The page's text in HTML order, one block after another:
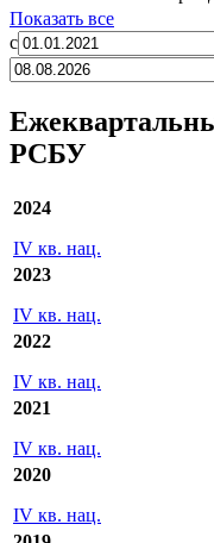
Остаток денежных
денежных
начало отчетного
с
РСБУ
IV кв. нац.
IV кв. нац.
IV кв. нац.
IV кв. нац.